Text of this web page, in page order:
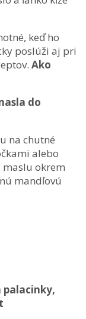
keď ho
poslúži aj pri
Ako
do
na chutné
alebo
maslu okrem
mandľovú